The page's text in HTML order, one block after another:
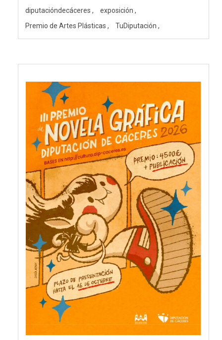
diputacióndecáceres
exposición
Premio de Artes Plásticas
TuDiputación